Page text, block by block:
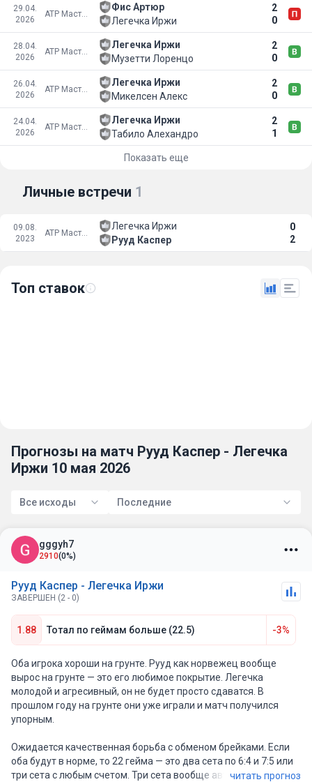
29.04.
2026
ATP Мастерс 1000
Фис Артюр
2
0
Легечка Иржи
28.04.
2026
ATP Мастерс 1000
Легечка Иржи
2
0
Музетти Лоренцо
26.04.
2026
ATP Мастерс 1000
Легечка Иржи
2
0
Микелсен Алекс
24.04.
2026
ATP Мастерс 1000
Легечка Иржи
2
1
Табило Алехандро
Показать еще
Личные встречи 1
09.08.
2023
ATP Мастерс 1000
Легечка Иржи
0
2
Рууд Каспер
Топ ставок
Прогнозы на матч Рууд Каспер - Легечка
Иржи 10 мая 2026
Все исходы Последние
gggyh7
2910(0%)
Рууд Каспер - Легечка Иржи
ЗАВЕРШЕН (2 - 0)
1.88 Тотал по геймам больше (22.5) -3%
Оба игрока хороши на грунте. Рууд как норвежец вообще
вырос на грунте — это его любимое покрытие. Легечка
молодой и агресивный, он не будет просто сдаватся. В
прошлом году на грунте они уже играли и матч получился
упорным.
Ожидается качественная борьба с обменом брейками. Если
оба будут в норме, то 22 гейма — это два сета по 6:4 и 7:5 или
три сета с любым счетом. Три сета вообще автоматомчитать прогноз